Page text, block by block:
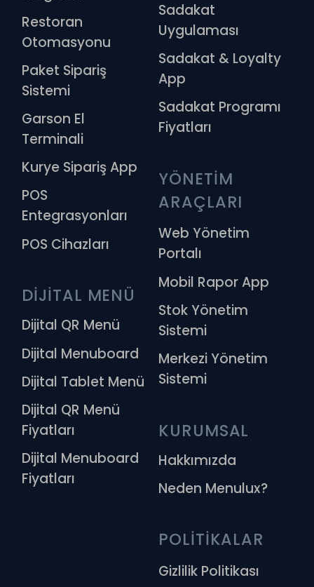
Restoran
Otomasyonu
Paket Sipariş
Sistemi
Garson El
Terminali
Kurye Sipariş App
POS
Entegrasyonları
POS Cihazları
DİJİTAL MENÜ
Dijital QR Menü
Dijital Menuboard
Dijital Tablet Menü
Dijital QR Menü
Fiyatları
Dijital Menuboard
Fiyatları
Sadakat
Uygulaması
Sadakat & Loyalty
App
Sadakat Programı
Fiyatları
YÖNETİM
ARAÇLARI
Web Yönetim
Portalı
Mobil Rapor App
Stok Yönetim
Sistemi
Merkezi Yönetim
Sistemi
KURUMSAL
Hakkımızda
Neden Menulux?
POLİTİKALAR
Gizlilik Politikası